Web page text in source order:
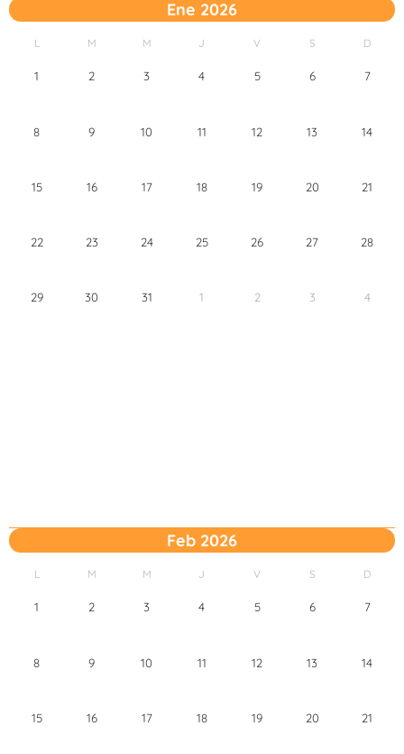
Ene 2026
L M M J V S D
1 2 3 4 5 6 7
8 9 10 11 12 13 14
15 16 17 18 19 20 21
22 23 24 25 26 27 28
29 30 31 1 2 3 4
Feb 2026
L M M J V S D
1 2 3 4 5 6 7
8 9 10 11 12 13 14
15 16 17 18 19 20 21